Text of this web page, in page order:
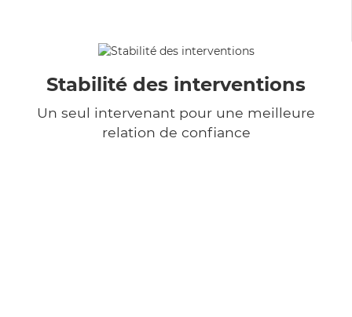
Stabilité des interventions
Un seul intervenant pour une meilleure
relation de confiance